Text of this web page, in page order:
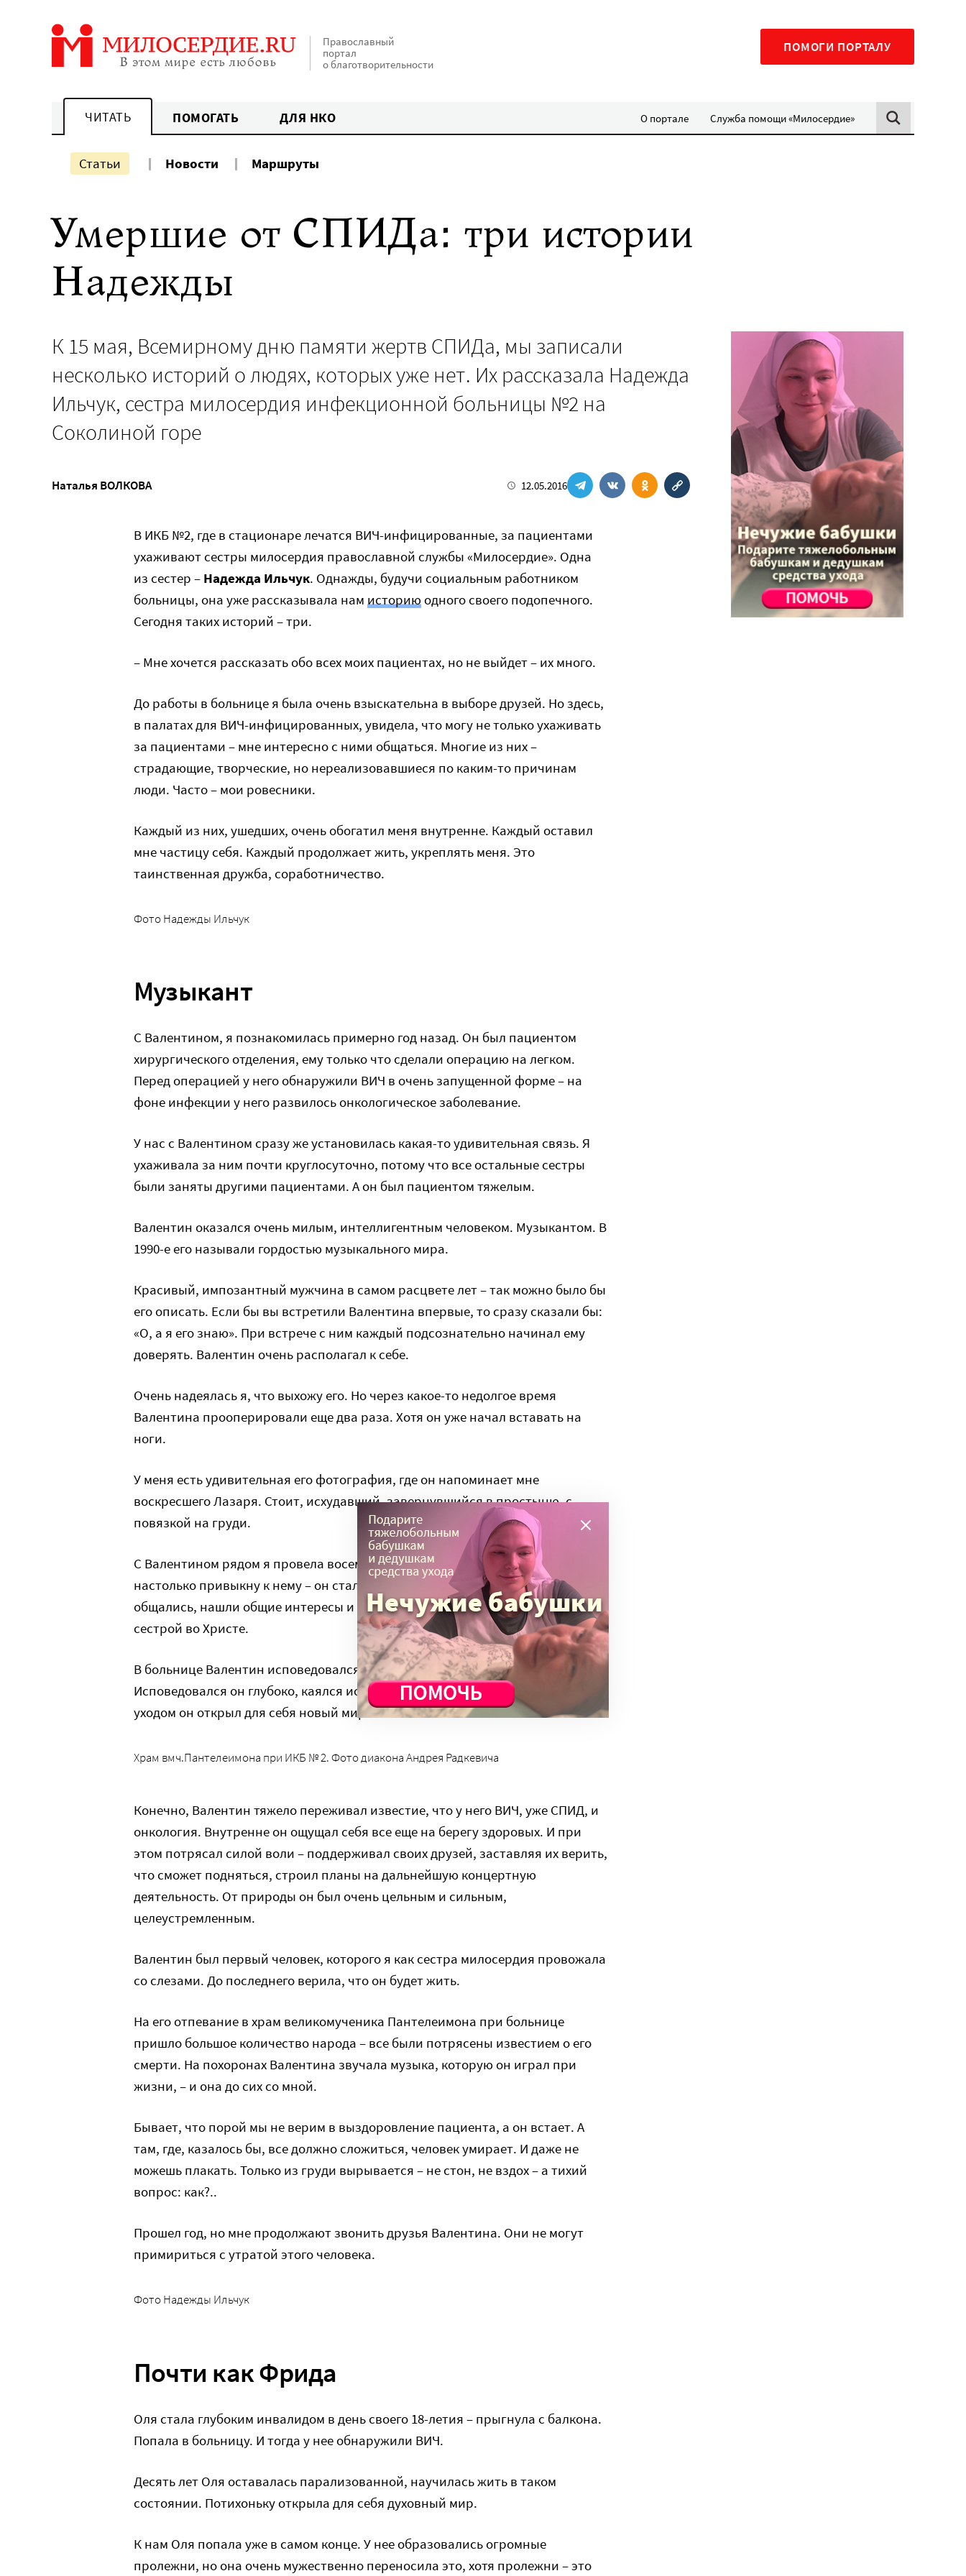
Православный
портал
о благотворительности
ПОМОГИ ПОРТАЛУ
ЧИТАТЬ ПОМОГАТЬ ДЛЯ НКО О портале Служба помощи «Милосердие»
Статьи Новости Маршруты
Умершие от СПИДа: три истории
Надежды
К 15 мая, Всемирному дню памяти жертв СПИДа, мы записали
несколько историй о людях, которых уже нет. Их рассказала Надежда
Ильчук, сестра милосердия инфекционной больницы №2 на
Соколиной горе
Наталья ВОЛКОВА 12.05.2016
В ИКБ №2, где в стационаре лечатся ВИЧ-инфицированные, за пациентами
ухаживают сестры милосердия православной службы «Милосердие». Одна
из сестер – Надежда Ильчук. Однажды, будучи социальным работником
больницы, она уже рассказывала нам историюодного своего подопечного.
Сегодня таких историй – три.
– Мне хочется рассказать обо всех моих пациентах, но не выйдет – их много.
До работы в больнице я была очень взыскательна в выборе друзей. Но здесь,
в палатах для ВИЧ-инфицированных, увидела, что могу не только ухаживать
за пациентами – мне интересно с ними общаться. Многие из них –
страдающие, творческие, но нереализовавшиеся по каким-то причинам
люди. Часто – мои ровесники.
Каждый из них, ушедших, очень обогатил меня внутренне. Каждый оставил
мне частицу себя. Каждый продолжает жить, укреплять меня. Это
таинственная дружба, соработничество.
Фото Надежды Ильчук
Музыкант
С Валентином, я познакомилась примерно год назад. Он был пациентом
хирургического отделения, ему только что сделали операцию на легком.
Перед операцией у него обнаружили ВИЧ в очень запущенной форме – на
фоне инфекции у него развилось онкологическое заболевание.
У нас с Валентином сразу же установилась какая-то удивительная связь. Я
ухаживала за ним почти круглосуточно, потому что все остальные сестры
были заняты другими пациентами. А он был пациентом тяжелым.
Валентин оказался очень милым, интеллигентным человеком. Музыкантом. В
1990-е его называли гордостью музыкального мира.
Красивый, импозантный мужчина в самом расцвете лет – так можно было бы
его описать. Если бы вы встретили Валентина впервые, то сразу сказали бы:
«О, а я его знаю». При встрече с ним каждый подсознательно начинал ему
доверять. Валентин очень располагал к себе.
Очень надеялась я, что выхожу его. Но через какое-то недолгое время
Валентина прооперировали еще два раза. Хотя он уже начал вставать на
ноги.
У меня есть удивительная его фотография, где он напоминает мне
воскресшего Лазаря. Стоит, исхудавший, завернувшийся в простыню, с
повязкой на груди.
С Валентином рядом я провела восемь недель. Сама не ожидала, что
настолько привыкну к нему – он стал мне духовно близок. Мы много
общались, нашли общие интересы и точки соприкосновения. Стали братом и
сестрой во Христе.
В больнице Валентин исповедовался, причастился, соборовался.
Исповедовался он глубоко, каялся искренне – впервые в жизни. Перед своим
уходом он открыл для себя новый мир.
Храм вмч.Пантелеимона при ИКБ № 2. Фото диакона Андрея Радкевича
Конечно, Валентин тяжело переживал известие, что у него ВИЧ, уже СПИД, и
онкология. Внутренне он ощущал себя все еще на берегу здоровых. И при
этом потрясал силой воли – поддерживал своих друзей, заставляя их верить,
что сможет подняться, строил планы на дальнейшую концертную
деятельность. От природы он был очень цельным и сильным,
целеустремленным.
Валентин был первый человек, которого я как сестра милосердия провожала
со слезами. До последнего верила, что он будет жить.
На его отпевание в храм великомученика Пантелеимона при больнице
пришло большое количество народа – все были потрясены известием о его
смерти. На похоронах Валентина звучала музыка, которую он играл при
жизни, – и она до сих со мной.
Бывает, что порой мы не верим в выздоровление пациента, а он встает. А
там, где, казалось бы, все должно сложиться, человек умирает. И даже не
можешь плакать. Только из груди вырывается – не стон, не вздох – а тихий
вопрос: как?..
Прошел год, но мне продолжают звонить друзья Валентина. Они не могут
примириться с утратой этого человека.
Фото Надежды Ильчук
Почти как Фрида
Оля стала глубоким инвалидом в день своего 18-летия – прыгнула с балкона.
Попала в больницу. И тогда у нее обнаружили ВИЧ.
Десять лет Оля оставалась парализованной, научилась жить в таком
состоянии. Потихоньку открыла для себя духовный мир.
К нам Оля попала уже в самом конце. У нее образовались огромные
пролежни, но она очень мужественно переносила это, хотя пролежни – это